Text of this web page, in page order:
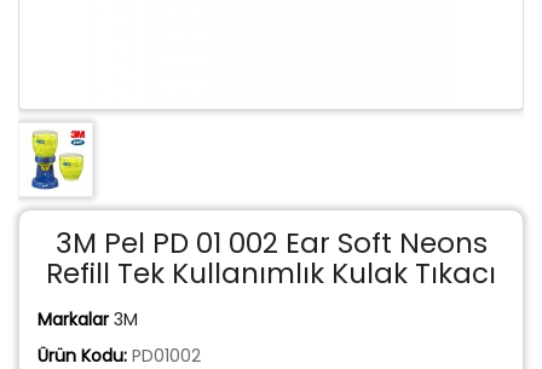
3M Pel PD 01 002 Ear Soft Neons
Refill Tek Kullanımlık Kulak Tıkacı
Markalar 3M
Ürün Kodu: PD01002